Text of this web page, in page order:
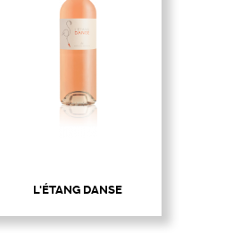
L'ÉTANG DANSE